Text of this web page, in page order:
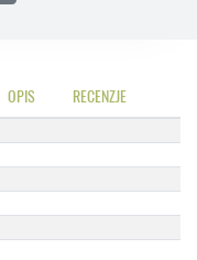
OPIS RECENZJE